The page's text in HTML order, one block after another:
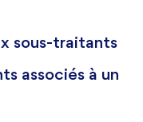
sous-traitants
associés à un